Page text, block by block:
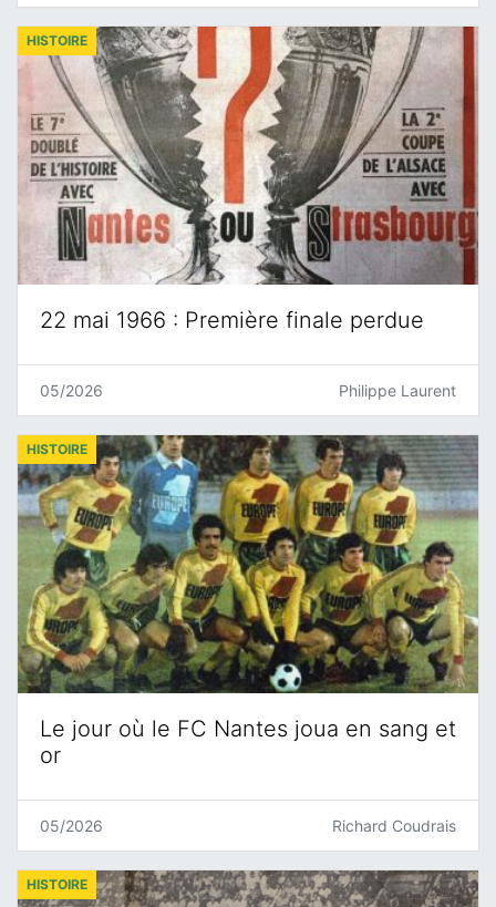
22 mai 1966 : Première finale perdue
HISTOIRE
05/2026 Philippe Laurent
Le jour où le FC Nantes joua en sang et
or
HISTOIRE
05/2026 Richard Coudrais
HISTOIRE